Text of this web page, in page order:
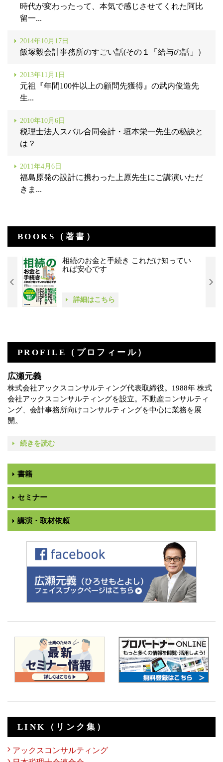
時代が変わったって、本気で感じさせてくれた阿比
留一...
2014年10月17日
飯塚毅会計事務所のすごい話(その１「給与の話」）
2013年11月1日
元祖『年間100件以上の顧問先獲得』の武内俊造先
生...
2010年10月6日
税理士法人スバル合同会計・垣本栄一先生の秘訣と
は？
2011年4月6日
福島原発の設計に携わった上原先生にご講演いただ
きま...
BOOKS（著書）
相続のお金と手続き これだけ知ってい
れば安心です
詳細はこちら
PROFILE（プロフィール）
広瀬元義
株式会社アックスコンサルティング代表取締役。1988年 株式
会社アックスコンサルティングを設立。不動産コンサルティ
ング、会計事務所向けコンサルティングを中心に業務を展
開。
続きを読む
書籍
セミナー
講演・取材依頼
LINK（リンク集）
アックスコンサルティング